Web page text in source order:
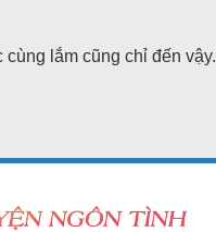
cùng lắm cũng chỉ đến vậy.